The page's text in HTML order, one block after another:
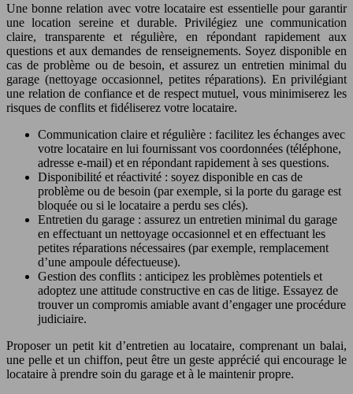
Une bonne relation avec votre locataire est essentielle pour garantir
une location sereine et durable. Privilégiez une communication
claire, transparente et régulière, en répondant rapidement aux
questions et aux demandes de renseignements. Soyez disponible en
cas de problème ou de besoin, et assurez un entretien minimal du
garage (nettoyage occasionnel, petites réparations). En privilégiant
une relation de confiance et de respect mutuel, vous minimiserez les
risques de conflits et fidéliserez votre locataire.
Communication claire et régulière : facilitez les échanges avec
votre locataire en lui fournissant vos coordonnées (téléphone,
adresse e-mail) et en répondant rapidement à ses questions.
Disponibilité et réactivité : soyez disponible en cas de
problème ou de besoin (par exemple, si la porte du garage est
bloquée ou si le locataire a perdu ses clés).
Entretien du garage : assurez un entretien minimal du garage
en effectuant un nettoyage occasionnel et en effectuant les
petites réparations nécessaires (par exemple, remplacement
d’une ampoule défectueuse).
Gestion des conflits : anticipez les problèmes potentiels et
adoptez une attitude constructive en cas de litige. Essayez de
trouver un compromis amiable avant d’engager une procédure
judiciaire.
Proposer un petit kit d’entretien au locataire, comprenant un balai,
une pelle et un chiffon, peut être un geste apprécié qui encourage le
locataire à prendre soin du garage et à le maintenir propre.